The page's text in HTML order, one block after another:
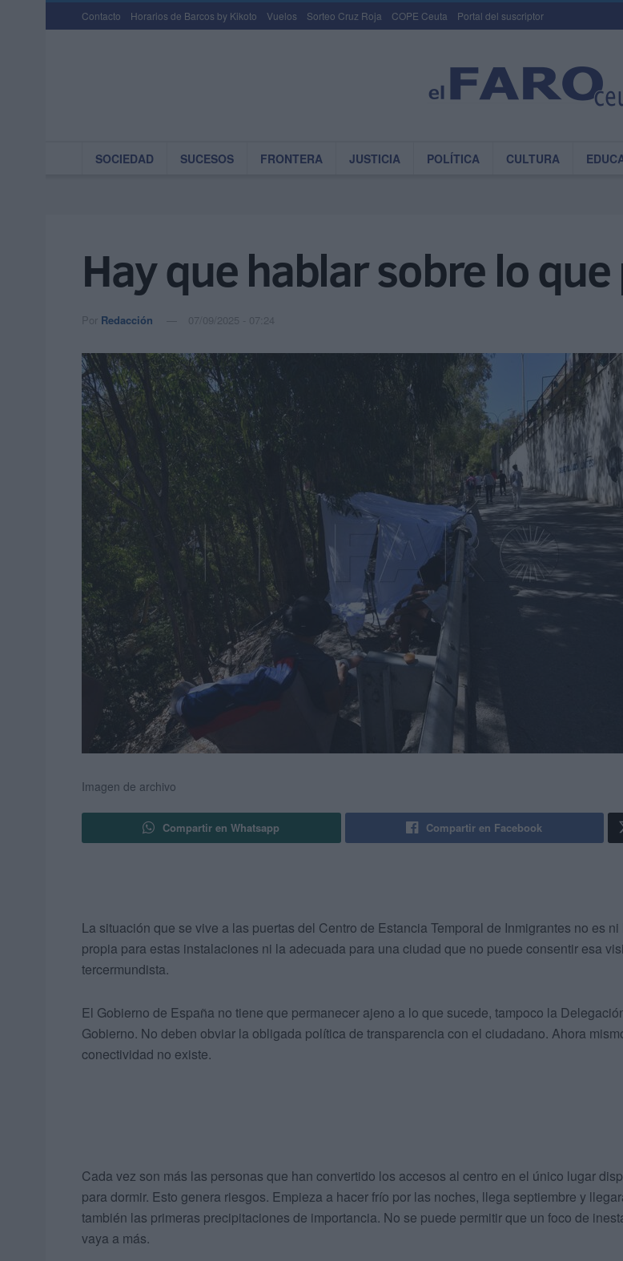
Contacto Horarios de Barcos by Kikoto Vuelos Sorteo Cruz Roja COPE Ceuta Portal del suscriptor
SOCIEDAD SUCESOS FRONTERA JUSTICIA POLÍTICA CULTURA
Hay que hablar sobre lo que
Por Redacción 07/09/2025 - 07:24
Imagen de archivo
Compartir en Whatsapp Compartir en Facebook
La situación que se vive a las puertas del Centro de Estancia Temporal de Inmigrantes no es ni
propia para estas instalaciones ni la adecuada para una ciudad que no puede consentir esa
tercermundista.
El Gobierno de España no tiene que permanecer ajeno a lo que sucede, tampoco la
Gobierno. No deben obviar la obligada política de transparencia con el ciudadano. Ahora
conectividad no existe.
Cada vez son más las personas que han convertido los accesos al centro en el único lugar
para dormir. Esto genera riesgos. Empieza a hacer frío por las noches, llega septiembre y
también las primeras precipitaciones de importancia. No se puede permitir que un foco de
vaya a más.